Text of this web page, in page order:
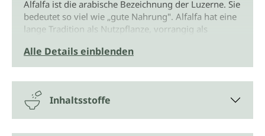
Alfalfa ist die arabische Bezeichnung der Luzerne. Sie
bedeutet so viel wie „gute Nahrung". Alfalfa hat eine
lange Tradition als Nutzpflanze, vorrangig als
Inhaltsstoffen auch viel Chlorophyll.
Chlorophylllässt Pflanzen Sauerstoff produzieren.
Chlorophyllverleiht unter anderem dem
Gerstengrasdie intensiv-grüne Farbe. Gerstengras,
Weizengras und Chlorella gehören zu den
Alle Details einblenden
Inhaltsstoffe